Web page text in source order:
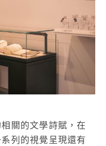
關的文學詩賦，在
列的視覺呈現還有